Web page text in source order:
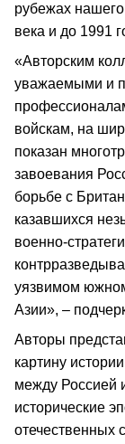
рубежах нашего
века и до 1991
«Авторским
уважаемыми и
войскам, на
показан
завоевания
борьбе с
казавшихся
военно-
уязвимом
Азии», –
Авторы
картину
между Россией
исторические
отечественных